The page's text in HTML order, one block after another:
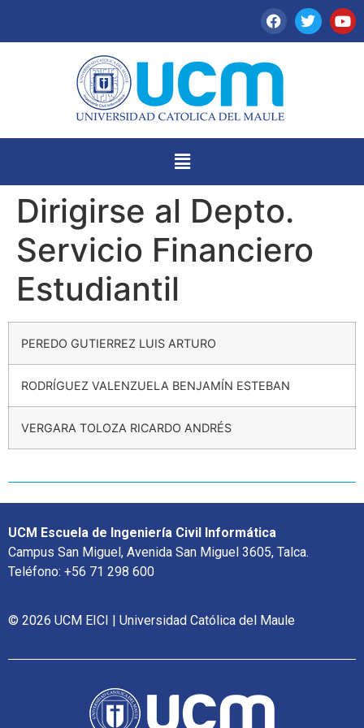
Dirigirse al Depto.
Servicio Financiero
Estudiantil
PEREDO GUTIERREZ LUIS ARTURO
RODRÍGUEZ VALENZUELA BENJAMÍN ESTEBAN
VERGARA TOLOZA RICARDO ANDRÉS
UCM Escuela de Ingeniería Civil Informática
Campus San Miguel, Avenida San Miguel 3605, Talca.
Teléfono: +56 71 298 600
© 2026 UCM EICI | Universidad Católica del Maule